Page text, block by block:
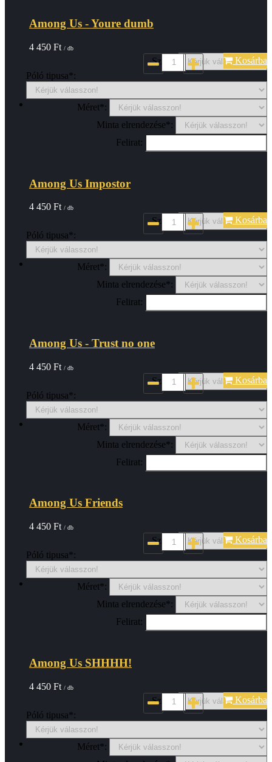
Among Us - Youre dumb
4 450 Ft / db
Szin*:
Póló tipusa*:
Méret*:
Minta elrendezése*:
Felirat:
Kosárba
Among Us Impostor
4 450 Ft / db
Szin*:
Póló tipusa*:
Méret*:
Minta elrendezése*:
Felirat:
Kosárba
Among Us - Trust no one
4 450 Ft / db
Szin*:
Póló tipusa*:
Méret*:
Minta elrendezése*:
Felirat:
Kosárba
Among Us Friends
4 450 Ft / db
Szin*:
Póló tipusa*:
Méret*:
Minta elrendezése*:
Felirat:
Kosárba
Among Us SHHHH!
4 450 Ft / db
Szin*:
Póló tipusa*:
Méret*:
Kosárba